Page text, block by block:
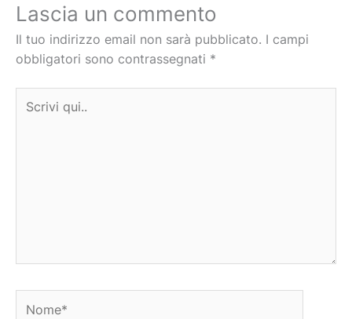
Lascia un commento
Il tuo indirizzo email non sarà pubblicato. I campi
obbligatori sono contrassegnati *
qui..